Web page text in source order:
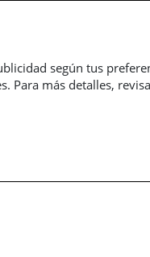
según tus
Para más detalles,